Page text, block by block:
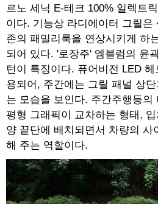
르노 세닉 E-테크 100% 일렉트
이다. 기능상 라디에이터 그릴은
존의 패밀리룩을 연상시키게 하
되어 있다. '로장주' 엠블럼의 윤
턴이 특징이다. 퓨어비전 LED
용되어, 주간에는 그릴 패널 상
는 모습을 보인다. 주간주행등의
평형 그래픽이 교차하는 형태,
양 끝단에 배치되면서 차량의 사
해 주는 역할이다.